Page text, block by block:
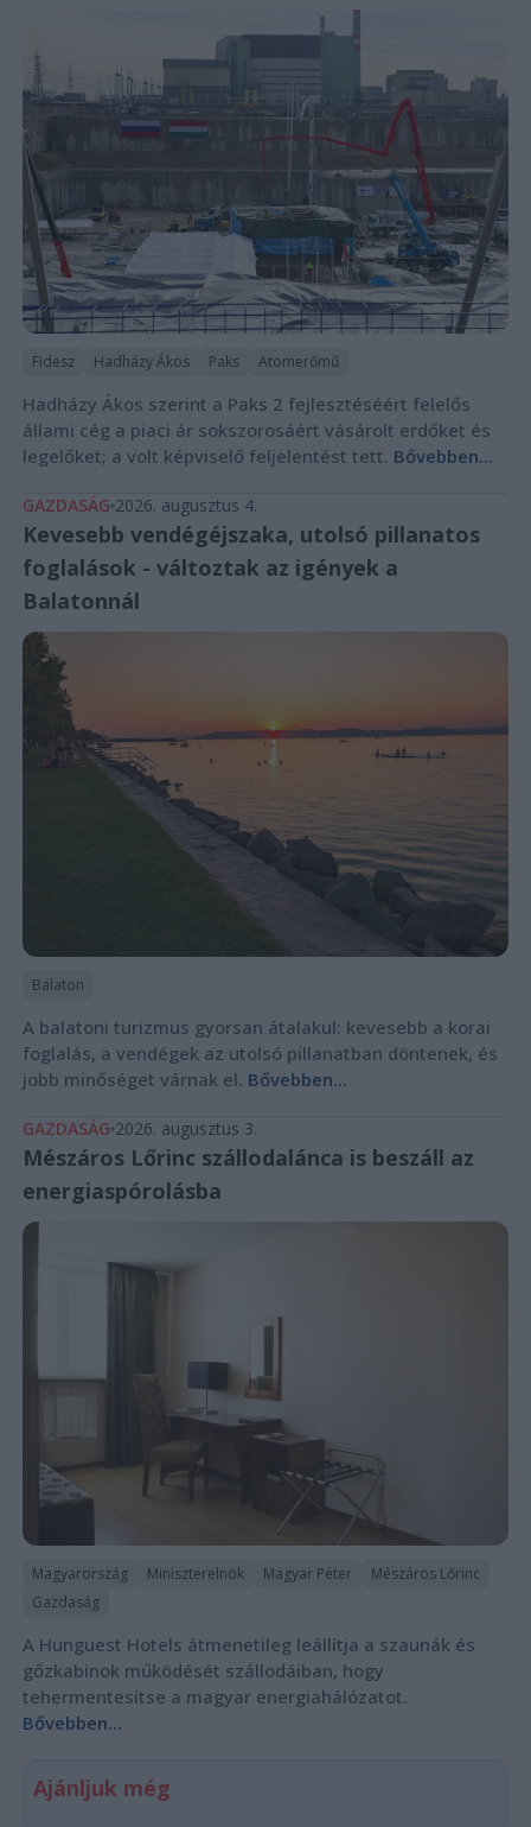
Fidesz Hadházy Ákos Paks Atomerőmű
Hadházy Ákos szerint a Paks 2 fejlesztéséért felelős
állami cég a piaci ár sokszorosáért vásárolt erdőket és
legelőket; a volt képviselő feljelentést tett. Bővebben...
GAZDASÁG 2026. augusztus 4.
Kevesebb vendégéjszaka, utolsó pillanatos
foglalások - változtak az igények a
Balatonnál
Balaton
A balatoni turizmus gyorsan átalakul: kevesebb a korai
foglalás, a vendégek az utolsó pillanatban döntenek, és
jobb minőséget várnak el. Bővebben...
GAZDASÁG 2026. augusztus 3.
Mészáros Lőrinc szállodalánca is beszáll az
energiaspórolásba
Magyarország Miniszterelnök Magyar Péter
Mészáros Lőrinc
Gazdaság
A Hunguest Hotels átmenetileg leállítja a szaunák és
gőzkabinok működését szállodáiban, hogy
tehermentesítse a magyar energiahálózatot.
Bővebben...
Ajánljuk még